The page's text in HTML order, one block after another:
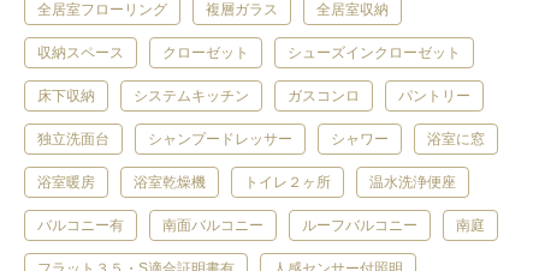
全居室フローリング 複層ガラス 全居室収納
収納スペース クローゼット シューズインクローゼット
床下収納 システムキッチン ガスコンロ パントリー
独立洗面台 シャンプードレッサー シャワー 浴室に窓
浴室暖房 浴室乾燥機 トイレ２ヶ所 温水洗浄便座
バルコニー有 南面バルコニー ルーフバルコニー 南庭